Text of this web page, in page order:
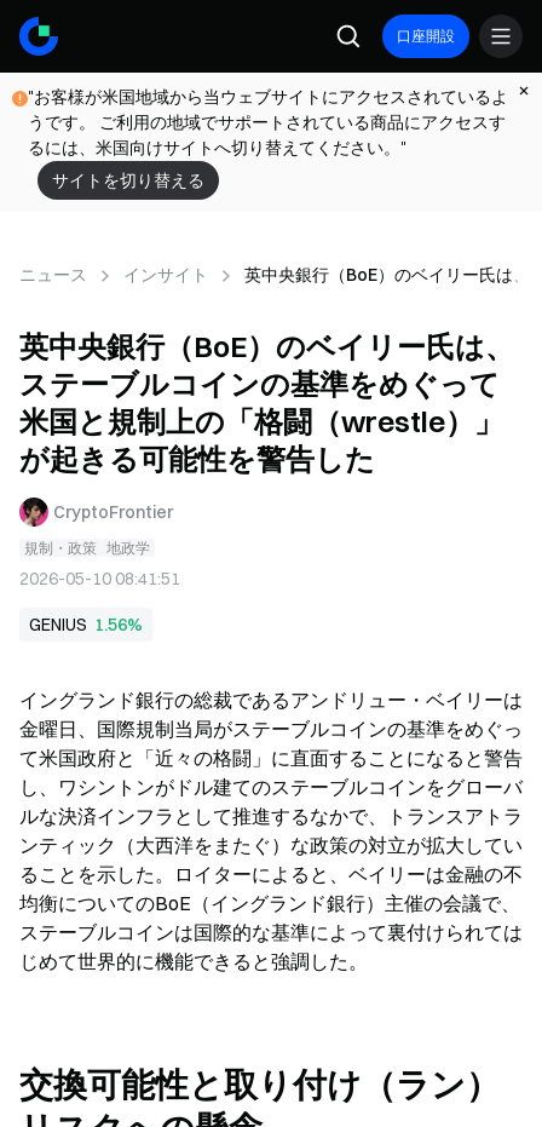
口座開設
"お客様が米国地域から当ウェブサイトにアクセスされているよ
うです。 ご利用の地域でサポートされている商品にアクセスす
るには、米国向けサイトへ切り替えてください。"
サイトを切り替える
ニュース インサイト 英中央銀行（BoE）のベイリー氏は
英中央銀行（BoE）のベイリー氏は、
ステーブルコインの基準をめぐって
米国と規制上の「格闘（wrestle）」
が起きる可能性を警告した
CryptoFrontier
規制・政策 地政学
2026-05-10 08:41:51
GENIUS 1.56%
イングランド銀行の総裁であるアンドリュー・ベイリーは
金曜日、国際規制当局がステーブルコインの基準をめぐっ
て米国政府と「近々の格闘」に直面することになると警告
し、ワシントンがドル建てのステーブルコインをグローバ
ルな決済インフラとして推進するなかで、トランスアトラ
ンティック（大西洋をまたぐ）な政策の対立が拡大してい
ることを示した。ロイターによると、ベイリーは金融の不
均衡についてのBoE（イングランド銀行）主催の会議で、
ステーブルコインは国際的な基準によって裏付けられては
じめて世界的に機能できると強調した。
交換可能性と取り付け（ラン）